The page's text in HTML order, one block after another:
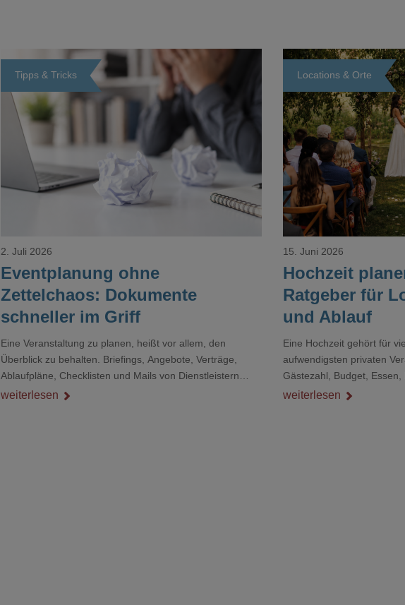
Tipps & Tricks
Eventplanung ohne
Zettelchaos: Dokumente
schneller im Griff
2. Juli 2026
Eine Veranstaltung zu planen, heißt vor allem, den
Überblick zu behalten. Briefings, Angebote, Verträge,
Ablaufpläne, Checklisten und Mails von Dienstleistern
sammeln sich rasch zu einem unübersichtlichen Stapel.
weiterlesen
Locations & Orte
Hochzeit
Ratgeber für
und Ablauf
15. Juni 2026
Eine Hochzeit gehört für
aufwendigsten privaten
Gästezahl, Budget,
Dienstleister und Ablauf
weiterlesen